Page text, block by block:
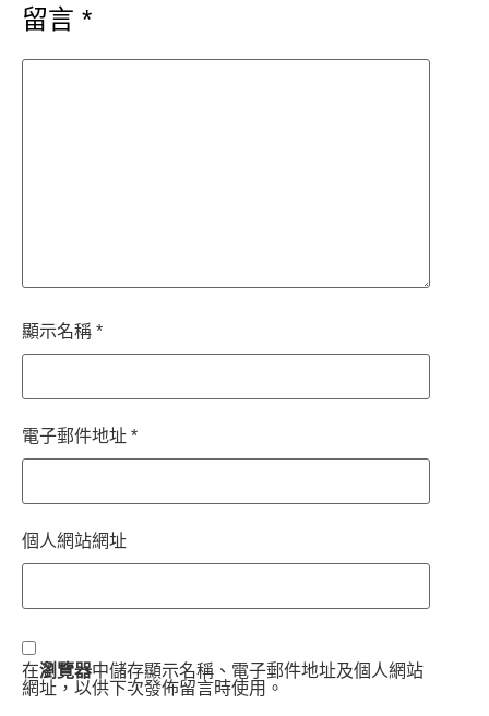
留言 *
顯示名稱 *
電子郵件地址 *
個人網站網址
在瀏覽器中儲存顯示名稱、電子郵件地址及個人網站
網址，以供下次發佈留言時使用。